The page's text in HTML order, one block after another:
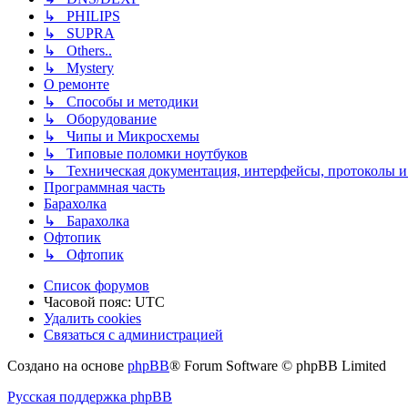
↳ PHILIPS
↳ SUPRA
↳ Others..
↳ Mystery
О ремонте
↳ Способы и методики
↳ Оборудование
↳ Чипы и Микросхемы
↳ Типовые поломки ноутбуков
↳ Техническая документация, интерфейсы, протоколы и
Программная часть
Барахолка
↳ Барахолка
Офтопик
↳ Офтопик
Список форумов
Часовой пояс: UTC
Удалить cookies
Связаться
администрацией
Связаться с администрацией
Создано на основе phpBB® Forum Software © phpBB Limited
Русская поддержка phpBB